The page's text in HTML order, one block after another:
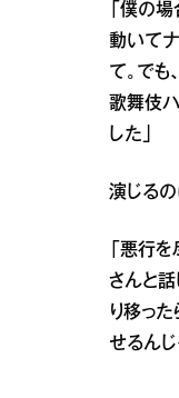
「僕の
動いて
て。で
歌舞伎
した」
演じる
「悪行
さんと
り移っ
せるん